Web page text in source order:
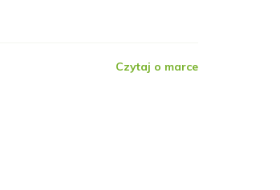
Czytaj o marce